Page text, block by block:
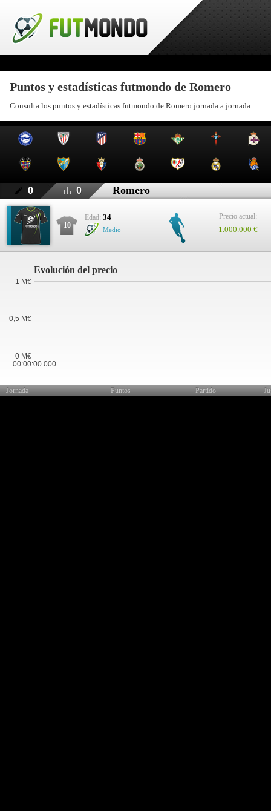
Puntos y estadísticas futmondo de Romero
Consulta los puntos y estadísticas futmondo de Romero jornada a jornada
0 0 Romero
10
Edad: 34
Medio
Precio actual:
1.000.000 €
Evolución del precio
00:00:00.000
0 M€
0,5 M€
1 M€
Jornada Puntos Partido